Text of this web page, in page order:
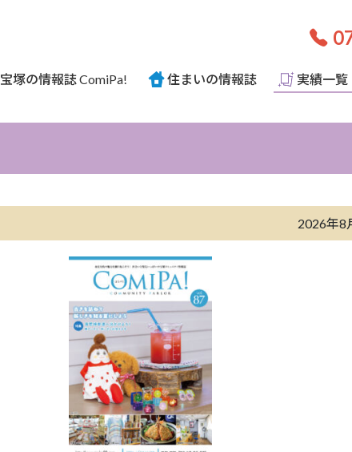
宝塚の情報誌 ComiPa! 住まいの情報誌 実績一覧
2026年8